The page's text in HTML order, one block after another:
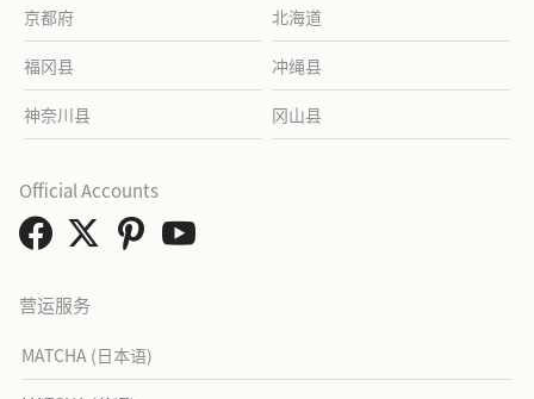
京都府 北海道
福冈县 冲绳县
神奈川县 冈山县
营运服务
MATCHA (日本语)
Official Accounts